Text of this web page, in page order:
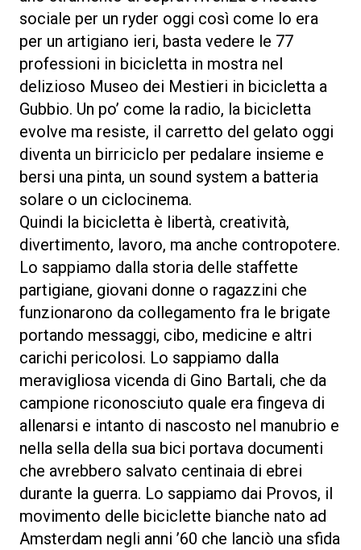
sociale per un ryder oggi così come lo era
per un artigiano ieri, basta vedere le 77
professioni in bicicletta in mostra nel
delizioso Museo dei Mestieri in bicicletta a
Gubbio. Un po’ come la radio, la bicicletta
evolve ma resiste, il carretto del gelato oggi
diventa un birriciclo per pedalare insieme e
bersi una pinta, un sound system a batteria
solare o un ciclocinema.
Quindi la bicicletta è libertà, creatività,
divertimento, lavoro, ma anche contropotere.
Lo sappiamo dalla storia delle staffette
partigiane, giovani donne o ragazzini che
funzionarono da collegamento fra le brigate
portando messaggi, cibo, medicine e altri
carichi pericolosi. Lo sappiamo dalla
meravigliosa vicenda di Gino Bartali, che da
campione riconosciuto quale era fingeva di
allenarsi e intanto di nascosto nel manubrio e
nella sella della sua bici portava documenti
che avrebbero salvato centinaia di ebrei
durante la guerra. Lo sappiamo dai Provos, il
movimento delle biciclette bianche nato ad
Amsterdam negli anni ’60 che lanciò una sfida